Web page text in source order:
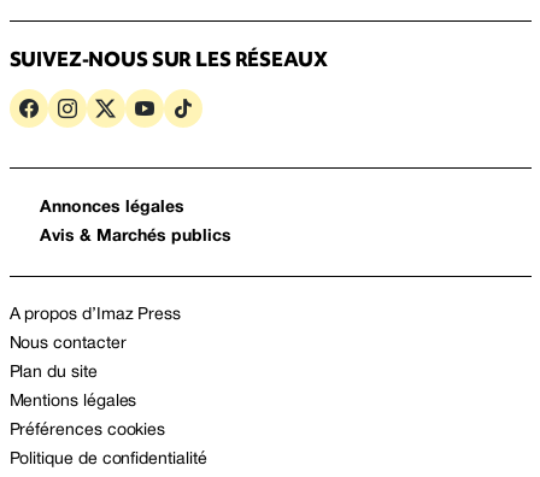
SUIVEZ-NOUS SUR LES RÉSEAUX
Annonces légales
Avis & Marchés publics
A propos d’Imaz Press
Nous contacter
Plan du site
Mentions légales
Préférences cookies
Politique de confidentialité